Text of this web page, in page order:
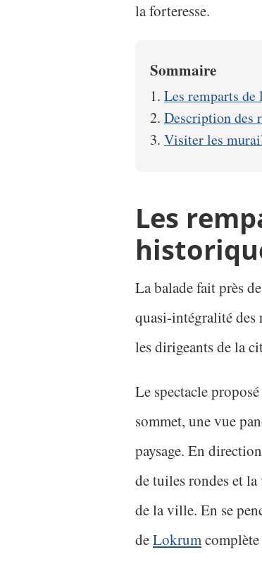
la forteresse.
Sommaire
Les remparts
Description des
Visiter les
Les
La balade fait près
quasi-intégralité des
les dirigeants de la
Le spectacle
sommet, une vue
paysage. En
de tuiles rondes et
de la ville. En se
deLokrum